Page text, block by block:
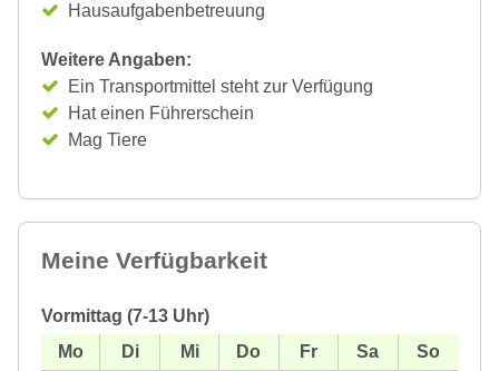
Hausaufgabenbetreuung
Weitere Angaben:
Ein Transportmittel steht zur Verfügung
Hat einen Führerschein
Mag Tiere
Meine Verfügbarkeit
Vormittag (7-13 Uhr)